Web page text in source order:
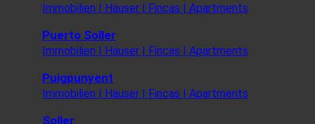
Immobilien | Häuser | Fincas | Apartments
Puerto Soller
Immobilien | Häuser | Fincas | Apartments
Puigpunyent
Immobilien | Häuser | Fincas | Apartments
Soller